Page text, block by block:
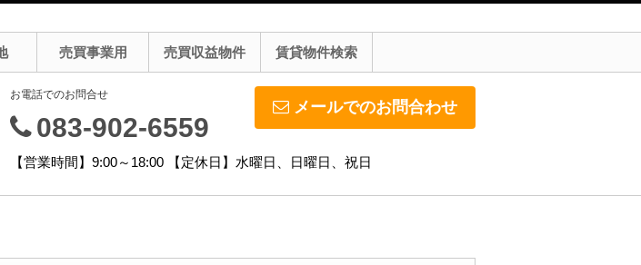
売買事業用 売買収益物件 賃貸物件検索
メールでのお問合わせ
お電話でのお問合せ
083-902-6559
【営業時間】9:00～18:00 【定休日】水曜日、日曜日、祝日